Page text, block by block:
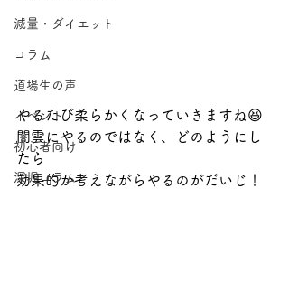
減量・ダイエット
コラム
道場生の声
イベント
初心者向け
深堀コラム
やるたび柔らかくなっていきますね😆
闇雲にやるのではなく、どのようにし
たら
効果的か考えながらやるのがだいじ！